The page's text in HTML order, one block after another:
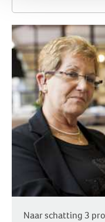
Naar schatting 3